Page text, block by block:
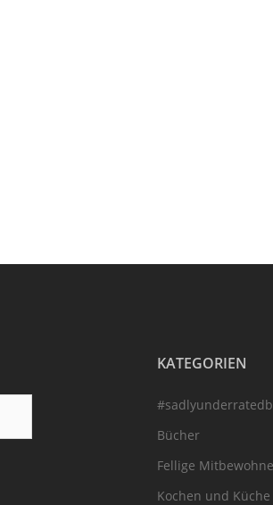
KATEGORIEN
Bücher
Fellige
Kochen und Küche